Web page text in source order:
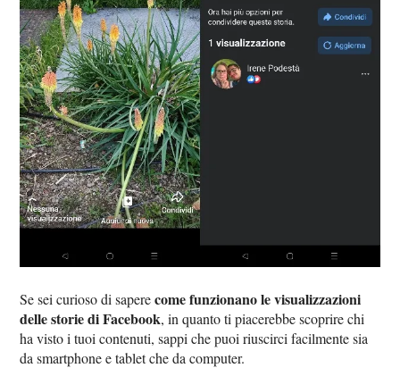
Se sei curioso di saperecome funzionano le visualizzazioni
delle storie di Facebook, in quanto ti piacerebbe scoprire chi
ha visto i tuoi contenuti, sappi che puoi riuscirci facilmente sia
da smartphone e tablet che da computer.